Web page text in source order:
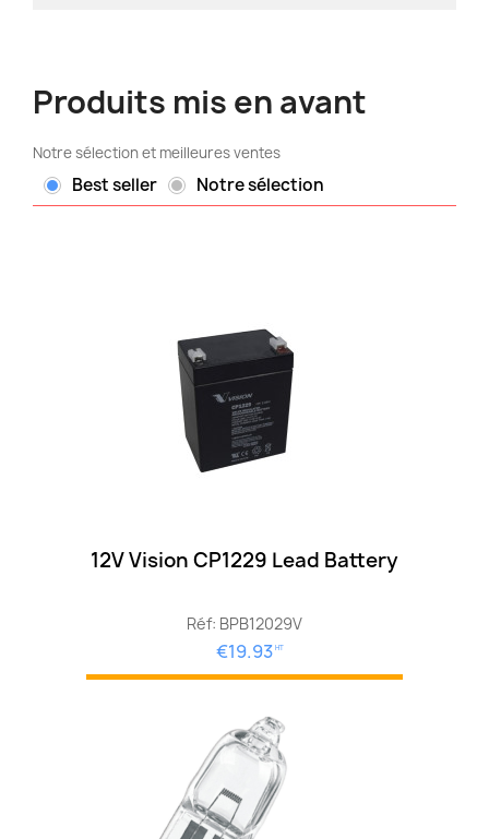
Produits mis en avant
Notre sélection et meilleures ventes
Best seller Notre sélection
12V Vision CP1229 Lead Battery
Réf: BPB12029V
€19.93 HT